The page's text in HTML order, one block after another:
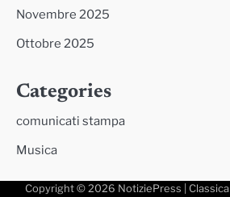
Novembre 2025
Ottobre 2025
Categories
comunicati stampa
Musica
Copyright © 2026 NotiziePress |